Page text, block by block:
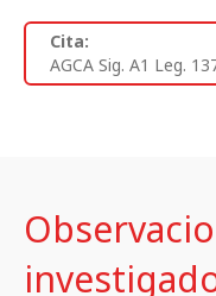
Cita:
AGCA Sig. A1 Leg.